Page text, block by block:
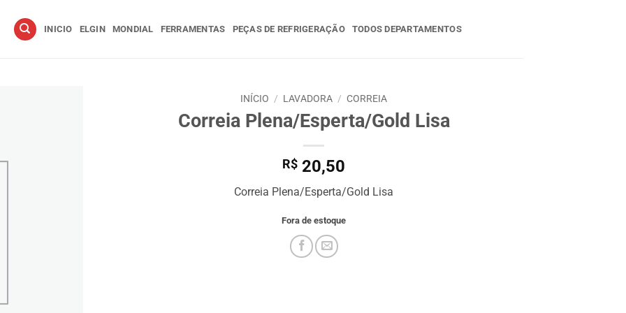
INICIO ELGIN MONDIAL FERRAMENTAS PEÇAS DE REFRIGERAÇÃO TODOS DEPARTAMENTOS
INÍCIO / LAVADORA / CORREIA
Correia Plena/Esperta/Gold Lisa
R$ 20,50
Correia Plena/Esperta/Gold Lisa
Fora de estoque